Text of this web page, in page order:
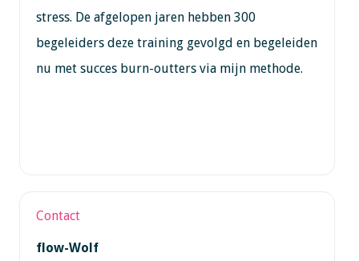
stress. De afgelopen jaren hebben 300
begeleiders deze training gevolgd en begeleiden
nu met succes burn-outters via mijn methode.
Contact
flow-Wolf